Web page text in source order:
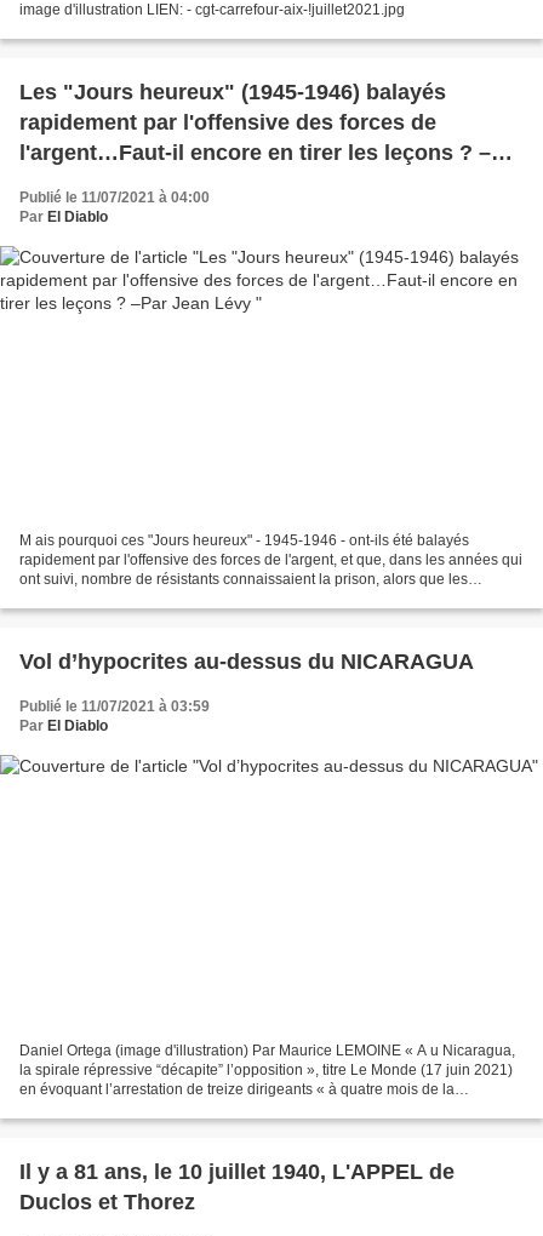
image d'illustration LIEN: - cgt-carrefour-aix-!juillet2021.jpg
Les "Jours heureux" (1945-1946) balayés
rapidement par l'offensive des forces de
l'argent…Faut-il encore en tirer les leçons ? –
Publié le 11/07/2021 à 04:00
Par El Diablo
M ais pourquoi ces "Jours heureux" - 1945-1946 - ont-ils été balayés
rapidement par l'offensive des forces de l'argent, et que, dans les années qui
ont suivi, nombre de résistants connaissaient la prison, alors que les
Vol d’hypocrites au-dessus du NICARAGUA
Publié le 11/07/2021 à 03:59
Par El Diablo
Daniel Ortega (image d'illustration) Par Maurice LEMOINE « A u Nicaragua,
la spirale répressive “décapite” l’opposition », titre Le Monde (17 juin 2021)
en évoquant l’arrestation de treize dirigeants « à quatre mois de la
Il y a 81 ans, le 10 juillet 1940, L'APPEL de
Duclos et Thorez